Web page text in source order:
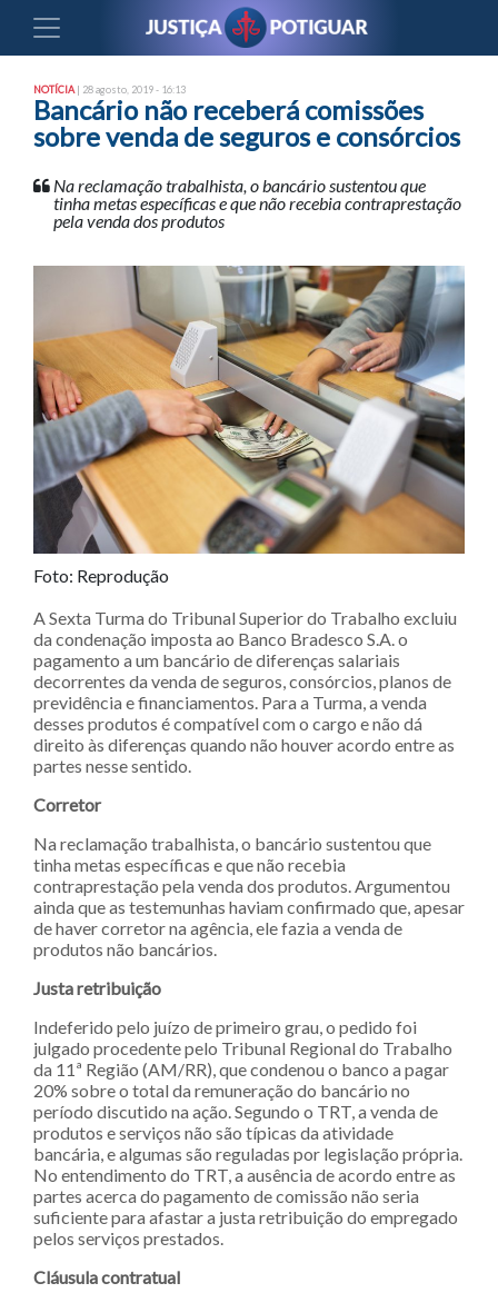
NOTÍCIA | 28 agosto, 2019 - 16:13
Bancário não receberá comissões
sobre venda de seguros e consórcios
Na reclamação trabalhista, o bancário sustentou que
tinha metas específicas e que não recebia contraprestação
pela venda dos produtos
Foto: Reprodução
A Sexta Turma do Tribunal Superior do Trabalho excluiu
da condenação imposta ao Banco Bradesco S.A. o
pagamento a um bancário de diferenças salariais
decorrentes da venda de seguros, consórcios, planos de
previdência e financiamentos. Para a Turma, a venda
desses produtos é compatível com o cargo e não dá
direito às diferenças quando não houver acordo entre as
partes nesse sentido.
Corretor
Na reclamação trabalhista, o bancário sustentou que
tinha metas específicas e que não recebia
contraprestação pela venda dos produtos. Argumentou
ainda que as testemunhas haviam confirmado que, apesar
de haver corretor na agência, ele fazia a venda de
produtos não bancários.
Justa retribuição
Indeferido pelo juízo de primeiro grau, o pedido foi
julgado procedente pelo Tribunal Regional do Trabalho
da 11ª Região (AM/RR), que condenou o banco a pagar
20% sobre o total da remuneração do bancário no
período discutido na ação. Segundo o TRT, a venda de
produtos e serviços não são típicas da atividade
bancária, e algumas são reguladas por legislação própria.
No entendimento do TRT, a ausência de acordo entre as
partes acerca do pagamento de comissão não seria
suficiente para afastar a justa retribuição do empregado
pelos serviços prestados.
Cláusula contratual